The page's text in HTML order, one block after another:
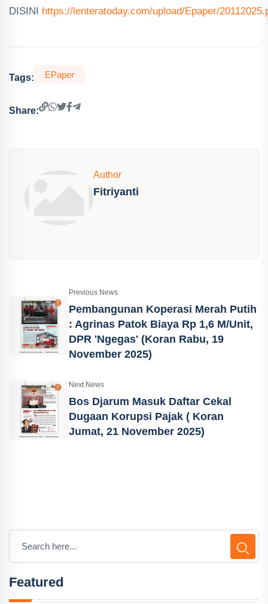
DISINI https://lenteratoday.com/upload/Epaper/
Tags: EPaper
Share:
Author
Fitriyanti
Previous News
Pembangunan Koperasi Merah Putih
: Agrinas Patok Biaya Rp 1,6 M/Unit,
DPR 'Ngegas' (Koran Rabu, 19
November 2025)
Next News
Bos Djarum Masuk Daftar Cekal
Dugaan Korupsi Pajak ( Koran
Jumat, 21 November 2025)
Featured